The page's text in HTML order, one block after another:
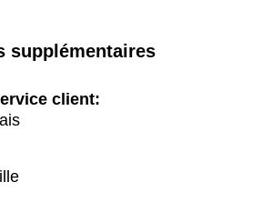
supplémentaires
client: